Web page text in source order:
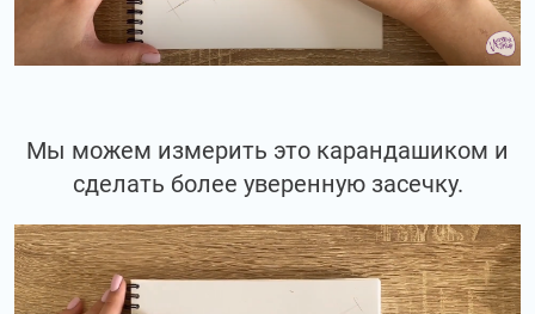
Мы можем измерить это карандашиком и
сделать более уверенную засечку.